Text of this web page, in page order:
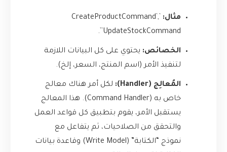
مثال: `CreateProductCommand`,
`UpdateStockCommand`.
الخصائص: يحتوي على كل البيانات اللازمة
لتنفيذ الأمر (اسم المنتج، السعر، إلخ).
المُعالِج (Handler):
لكل أمر هناك معالج
خاص به (Command Handler). هذا المعالج
يستقبل الأمر، يقوم بتطبيق كل قواعد العمل
والتحقق من الصلاحيات، ثم يتفاعل مع
نموذج “الكتابة” (Write Model) وقاعدة بيانات